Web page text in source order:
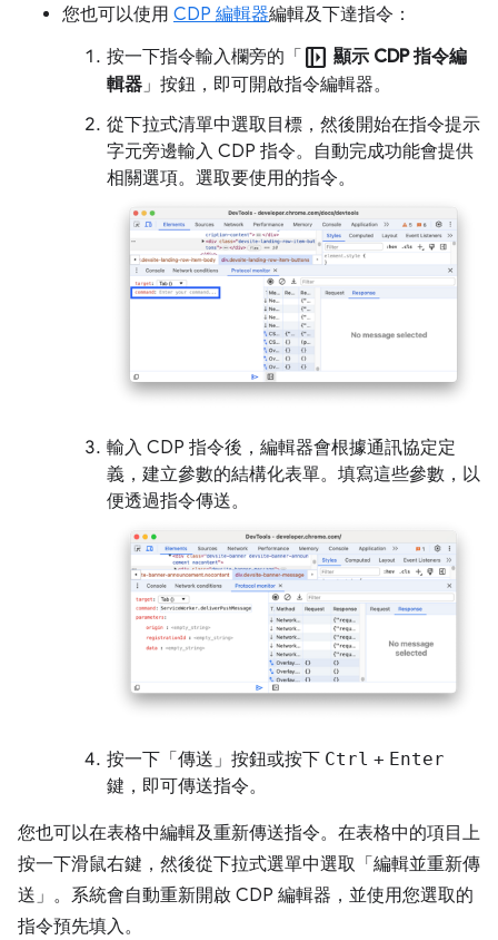
您也可以使用 CDP 編輯器編輯及下達指令：
按一下指令輸入欄旁的「 left_panel_open 顯示 CDP 指令編
輯器 」按鈕，即可開啟指令編輯器。
從下拉式清單中選取目標，然後開始在指令提示
字元旁邊輸入 CDP 指令。自動完成功能會提供
相關選項。選取要使用的指令。
輸入 CDP 指令後，編輯器會根據通訊協定定
義，建立參數的結構化表單。填寫這些參數，以
便透過指令傳送。
按一下「傳送」 按鈕或按下 Ctrl + Enter
鍵，即可傳送指令。
您也可以在表格中編輯及重新傳送指令。在表格中的項目上
按一下滑鼠右鍵，然後從下拉式選單中選取「編輯並重新傳
送」。系統會自動重新開啟 CDP 編輯器，並使用您選取的
指令預先填入。